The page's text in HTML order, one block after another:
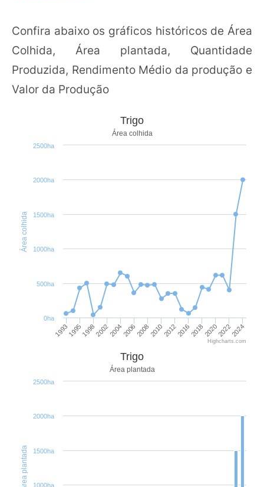
Confira abaixo os gráficos históricos de Área
Colhida, Área plantada, Quantidade
Produzida, Rendimento Médio da produção e
Valor da Produção
Área colhida
Trigo
Área colhida
19931995199820022004200620082010201220162018202020222024
0ha
500ha
1000ha
1500ha
2000ha
2500ha
Highcharts.com
Área plantada
Trigo
Área plantada
1000ha
1500ha
2000ha
2500ha